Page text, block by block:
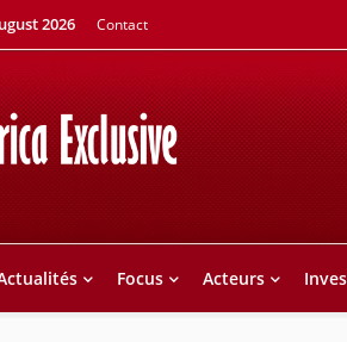
2026 Contact
Focus Acteurs